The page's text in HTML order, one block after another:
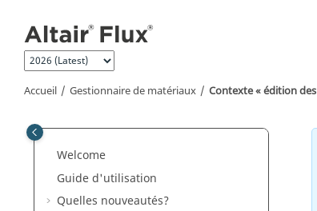
Accueil Gestionnaire de matériaux Contexte « édition
Welcome
Guide d'utilisation
Quelles nouveautés?